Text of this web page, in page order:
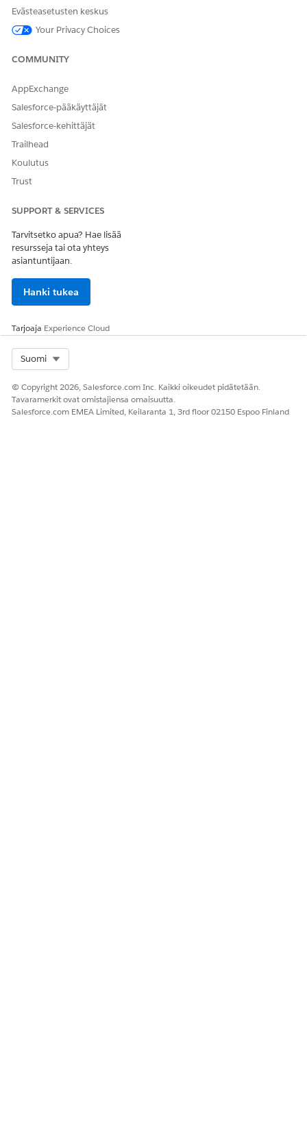
Customize Record Pages Using ARC Components
RATKAISIKO TÄMÄ ARTIKKELI ONGELMASI?
Anna palautetta, jotta voimme kehittyä!
Evästeasetusten keskus
Your Privacy Choices
COMMUNITY
AppExchange
Salesforce-pääkäyttäjät
Salesforce-kehittäjät
Trailhead
Koulutus
Trust
SUPPORT & SERVICES
Tarvitsetko apua? Hae lisää
resursseja tai ota yhteys
asiantuntijaan.
Hanki tukea
Tarjoaja Experience Cloud
Suomi
© Copyright 2026, Salesforce.com Inc. Kaikki oikeudet pidätetään.
Tavaramerkit ovat omistajiensa omaisuutta.
Salesforce.com EMEA Limited, Keilaranta 1, 3rd floor 02150 Espoo Finland